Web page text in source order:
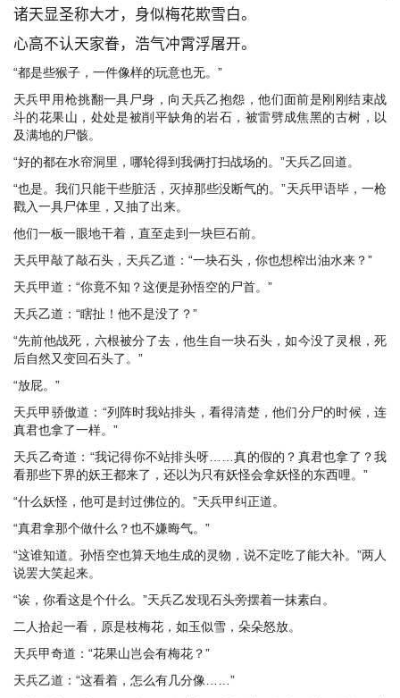
诸天显圣称大才，身似梅花欺雪白。
心高不认天家眷，浩气冲霄浮屠开。
“都是些猴子，一件像样的玩意也无。”
天兵甲用枪挑翻一具尸身，向天兵乙抱怨，他们面前是刚刚结束战
斗的花果山，处处是被削平缺角的岩石，被雷劈成焦黑的古树，以
及满地的尸骸。
“好的都在水帘洞里，哪轮得到我俩打扫战场的。”天兵乙回道。
“也是。我们只能干些脏活，灭掉那些没断气的。”天兵甲语毕，一枪
戳入一具尸体里，又抽了出来。
他们一板一眼地干着，直至走到一块巨石前。
天兵甲敲了敲石头，天兵乙道：“一块石头，你也想榨出油水来？”
天兵甲道：“你竟不知？这便是孙悟空的尸首。”
天兵乙道：“瞎扯！他不是没了？”
“先前他战死，六根被分了去，他生自一块石头，如今没了灵根，死
后自然又变回石头了。”
“放屁。”
天兵甲骄傲道：“列阵时我站排头，看得清楚，他们分尸的时候，连
真君也拿了一样。”
天兵乙奇道：“我记得你不站排头呀……真的假的？真君也拿了？我
看那些下界的妖王都来了，还以为只有妖怪会拿妖怪的东西哩。”
“什么妖怪，他可是封过佛位的。”天兵甲纠正道。
“真君拿那个做什么？也不嫌晦气。”
“这谁知道。孙悟空也算天地生成的灵物，说不定吃了能大补。”两人
说罢大笑起来。
“诶，你看这是个什么。”天兵乙发现石头旁摆着一抹素白。
二人拾起一看，原是枝梅花，如玉似雪，朵朵怒放。
天兵甲奇道：“花果山岂会有梅花？”
天兵乙道：“这看着，怎么有几分像……”